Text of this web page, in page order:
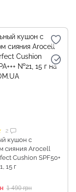
2
кушон с
сияния Arocell
Cushion SPF50+
15 г
1 490 грн